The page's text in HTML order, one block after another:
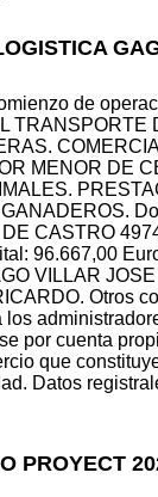
de
TRANSPORTE
MENOR DE
CASTRO
96.667,00
VILLAR
Otros
los
por cuenta
que
Datos
PROYECT